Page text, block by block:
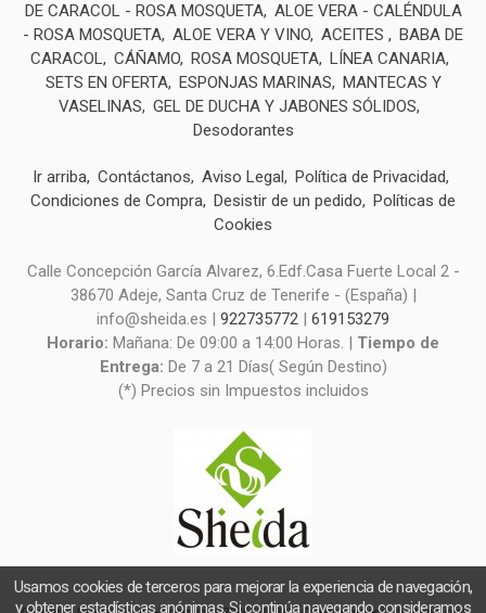
DE CARACOL - ROSA MOSQUETA ALOE VERA - CALÉNDULA
- ROSA MOSQUETA ALOE VERA Y VINO ACEITES
BABA DE
CARACOL CÁÑAMO ROSA MOSQUETA LÍNEA CANARIA
SETS EN OFERTA ESPONJAS MARINAS
MANTECAS Y
VASELINAS
GEL DE DUCHA Y JABONES SÓLIDOS
Desodorantes
Ir arriba Contáctanos Aviso Legal
Política de Privacidad
Condiciones de Compra Desistir de un pedido
Políticas de
Cookies
Calle Concepción García Alvarez, 6.Edf.Casa Fuerte Local 2 -
38670 Adeje, Santa Cruz de Tenerife - (España) |
info@sheida.es | 922735772 | 619153279
Horario: Mañana: De 09:00 a 14:00 Horas. | Tiempo de
Entrega: De 7 a 21 Días( Según Destino)
(*) Precios sin Impuestos incluidos
Usamos cookies de terceros para mejorar la experiencia de navegación,
y obtener estadísticas anónimas. Si continúa navegando consideramos